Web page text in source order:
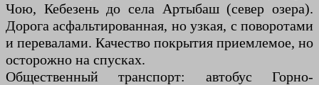
Чою, Кебезень до села Артыбаш (север озера).
Дорога асфальтированная, но узкая, с поворотами
и перевалами. Качество покрытия приемлемое, но
осторожно на спусках.
Общественный транспорт: автобус Горно-